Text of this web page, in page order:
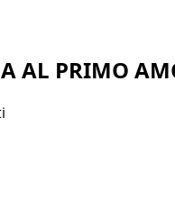
AL PRIMO